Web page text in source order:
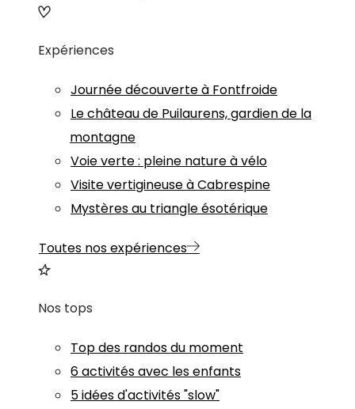
Expériences
Journée découverte à Fontfroide
Le château de Puilaurens, gardien de la
montagne
Voie verte : pleine nature à vélo
Visite vertigineuse à Cabrespine
Mystères au triangle ésotérique
Toutes nos expériences
Nos tops
Top des randos du moment
6 activités avec les enfants
5 idées d'activités "slow"